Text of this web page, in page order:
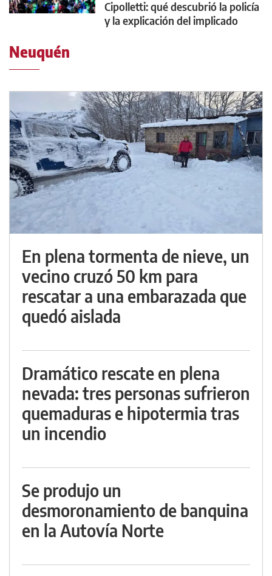
Cipolletti: qué descubrió la policía
y la explicación del implicado
Neuquén
En plena tormenta de nieve, un
vecino cruzó 50 km para
rescatar a una embarazada que
quedó aislada
Dramático rescate en plena
nevada: tres personas sufrieron
quemaduras e hipotermia tras
un incendio
Se produjo un
desmoronamiento de banquina
en la Autovía Norte